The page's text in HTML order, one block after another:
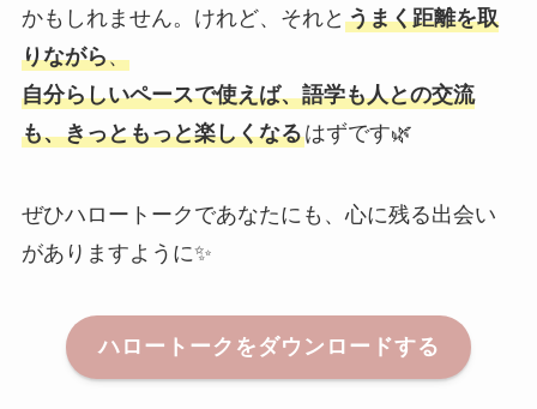
かもしれません。けれど、それと うまく距離を取
りながら、
自分らしいペースで使えば、語学も人との交流
も、きっともっと楽しくなるはずです🌿
ぜひハロートークであなたにも、心に残る出会い
がありますように✨
ハロートークをダウンロードする